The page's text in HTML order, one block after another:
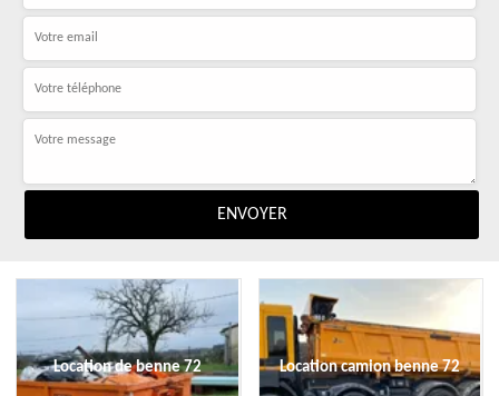
Location de benne 72 Location camion benne 72